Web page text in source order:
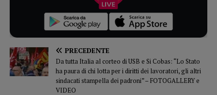
PRECEDENTE
Da tutta Italia al corteo di USB e Si Cobas: “Lo Stato
ha paura di chi lotta per i diritti dei lavoratori, gli altri
sindacati stampella dei padroni” – FOTOGALLERY e
VIDEO